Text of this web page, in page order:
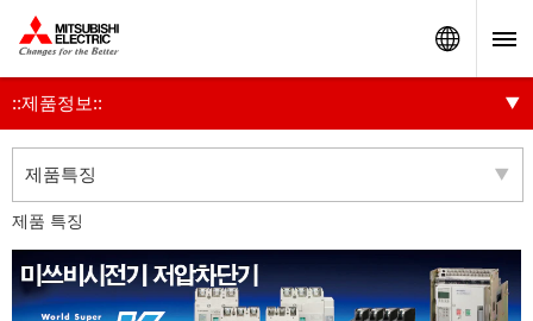
::제품정보::
제품특징
제품 특징